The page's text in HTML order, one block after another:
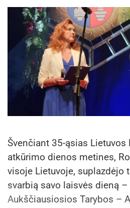
Švenčiant 35-ąsias
atkūrimo dienos metines,
visoje Lietuvoje, suplazdėjo
svarbią savo laisvės dieną
Aukščiausiosios Tarybos –